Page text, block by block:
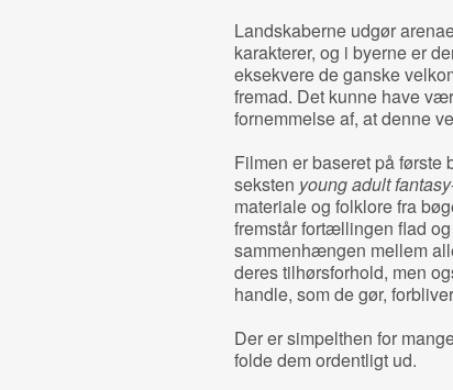
Landskaberne udgør
karakterer, og i byerne er
eksekvere de ganske
fremad. Det kunne have
fornemmelse af, at denne
Filmen er baseret på første
seksten young adult fantasy
materiale og folklore fra
fremstår fortællingen flad
sammenhængen mellem
deres tilhørsforhold, men
handle, som de gør,
Der er simpelthen for
folde dem ordentligt ud.